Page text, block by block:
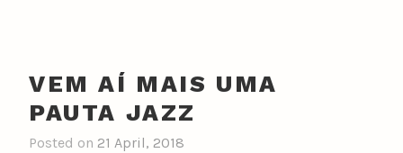
VEM AÍ MAIS UMA
PAUTA JAZZ
Posted on 21 April, 2018